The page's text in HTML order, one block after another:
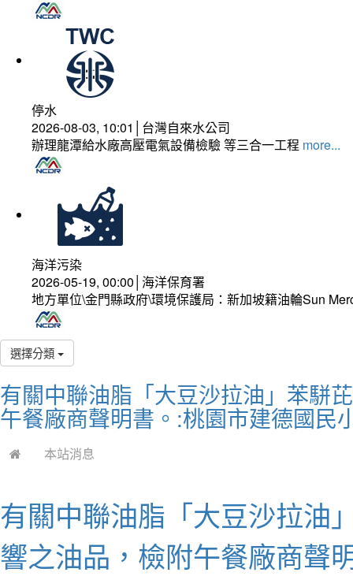
停水
2026-08-03, 10:01│台灣自來水公司
辦理龍潭給水廠高壓電氣設備檢驗 等三合一工程 more...
海洋污染
2026-05-19, 00:00│海洋保育署
地方單位\金門縣政府\環境保護局：新加坡籍油輪Sun
選擇分類
有關中聯油脂「大豆沙拉油」苯駢
午餐廠商聲明書。:桃園市建德國民
本站消息
有關中聯油脂「大豆沙拉油
響之油品，檢附午餐廠商聲